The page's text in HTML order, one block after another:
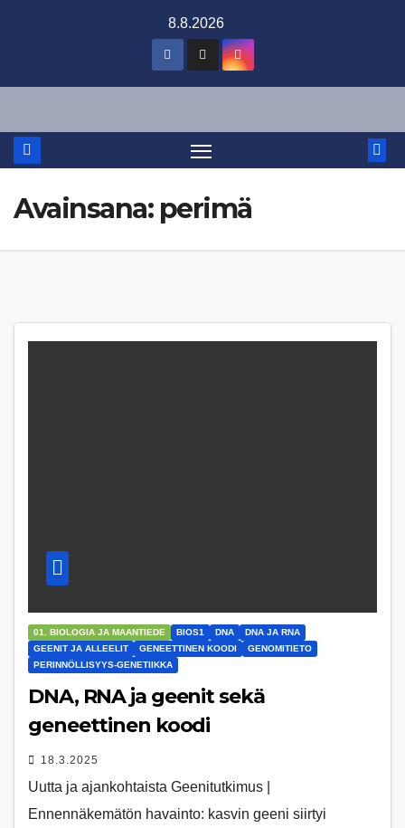
8.8.2026
Avainsana: perimä
01. BIOLOGIA JA MAANTIEDE BIOS1 DNA
DNA JA RNA
GEENIT JA ALLEELIT
GENEETTINEN KOODI
GENOMITIETO
PERINNÖLLISYYS-GENETIIKKA
DNA, RNA ja geenit sekä
geneettinen koodi
18.3.2025
Uutta ja ajankohtaista Geenitutkimus |
Ennennäkemätön havainto: kasvin geeni siirtyi